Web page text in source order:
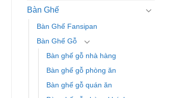
Bàn Ghế
Bàn Ghế Fansipan
Bàn Ghế Gỗ
Bàn ghế gỗ nhà hàng
Bàn ghế gỗ phòng ăn
Bàn ghế gỗ quán ăn